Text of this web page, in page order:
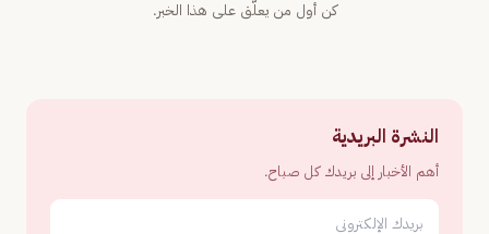
كن أول من يعلّق على هذا الخبر.
النشرة البريدية
أهم الأخبار إلى بريدك كل صباح.